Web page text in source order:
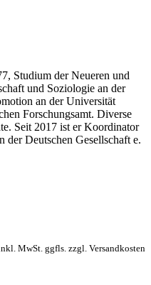
Studium der Neueren und
und Soziologie an der
an der Universität
Forschungsamt. Diverse
Seit 2017 ist er Koordinator
der Deutschen Gesellschaft e.
MwSt. ggfls. zzgl. Versandkosten